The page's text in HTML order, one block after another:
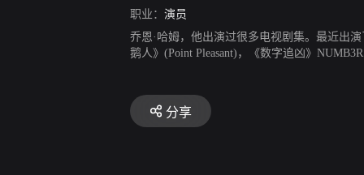
职业： 演员
乔恩·哈姆，他出演过很多电视剧集。最近出
鹅人》(Point Pleasant)，《数字追凶》
分享